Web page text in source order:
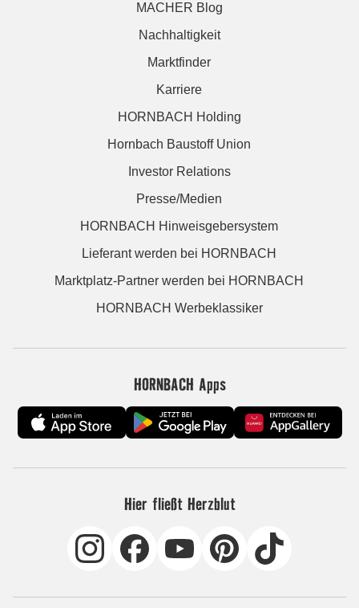
MACHER Blog
Nachhaltigkeit
Marktfinder
Karriere
HORNBACH Holding
Hornbach Baustoff Union
Investor Relations
Presse/Medien
HORNBACH Hinweisgebersystem
Lieferant werden bei HORNBACH
Marktplatz-Partner werden bei HORNBACH
HORNBACH Werbeklassiker
HORNBACH Apps
Hier fließt Herzblut